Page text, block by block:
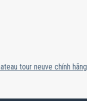
tour neuve chính hãng